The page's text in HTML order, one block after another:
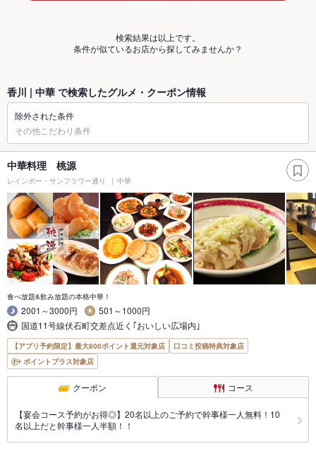
検索結果は以上です。
条件が似ているお店から探してみませんか？
香川 | 中華 で検索したグルメ・クーポン情報
除外された条件
その他こだわり条件
中華料理 桃源
レインボー・サンフラワー通り 中華
食べ放題&飲み放題の本格中華！
2001～3000円
501～1000円
国道11号線伏石町交差点近く｢おいしい広場内｣
【アプリ予約限定】最大800ポイント還元対象店
口コミ投稿特典対象店
ポイントプラス対象店
クーポン コース
【宴会コース予約がお得◎】20名以上のご予約で幹事様一人無料！10
名以上だと幹事様一人半額！！